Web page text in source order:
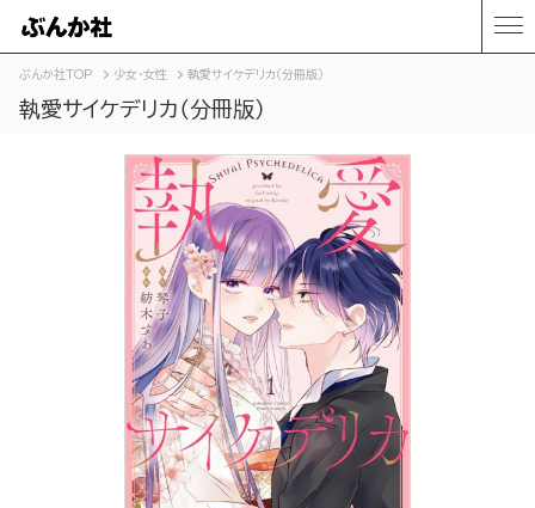
ぶんか社TOP 少女・女性 執愛サイケデリカ（分冊版）
執愛サイケデリカ（分冊版）